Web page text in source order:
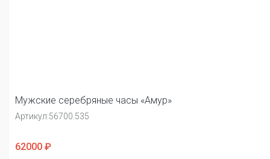
Мужские серебряные часы «Амур»
Артикул:56700.535
62000 ₽